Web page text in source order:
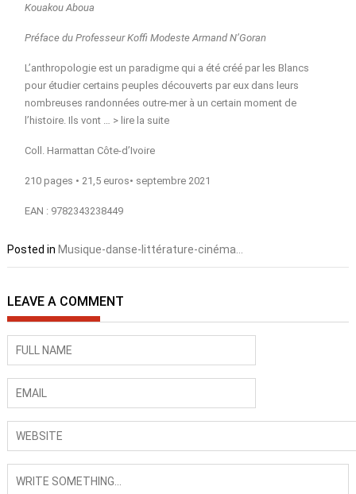
Kouakou Aboua
Préface du Professeur Koffi Modeste Armand N’Goran
L’anthropologie est un paradigme qui a été créé par les Blancs
pour étudier certains peuples découverts par eux dans leurs
nombreuses randonnées outre-mer à un certain moment de
l’histoire. Ils vont … > lire la suite
Coll. Harmattan Côte-d’Ivoire
210 pages • 21,5 euros• septembre 2021
EAN : 9782343238449
Posted in Musique-danse-littérature-cinéma...
LEAVE A COMMENT